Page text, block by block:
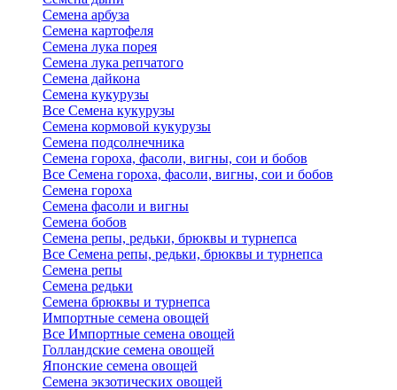
Семена арбуза
Семена картофеля
Семена лука порея
Семена лука репчатого
Семена дайкона
Семена кукурузы
Все Семена кукурузы
Семена кормовой кукурузы
Семена подсолнечника
Семена гороха, фасоли, вигны, сои и бобов
Все Семена гороха, фасоли, вигны, сои и бобов
Семена гороха
Семена фасоли и вигны
Семена бобов
Семена репы, редьки, брюквы и турнепса
Все Семена репы, редьки, брюквы и турнепса
Семена репы
Семена редьки
Семена брюквы и турнепса
Импортные семена овощей
Все Импортные семена овощей
Голландские семена овощей
Японские семена овощей
Семена экзотических овощей